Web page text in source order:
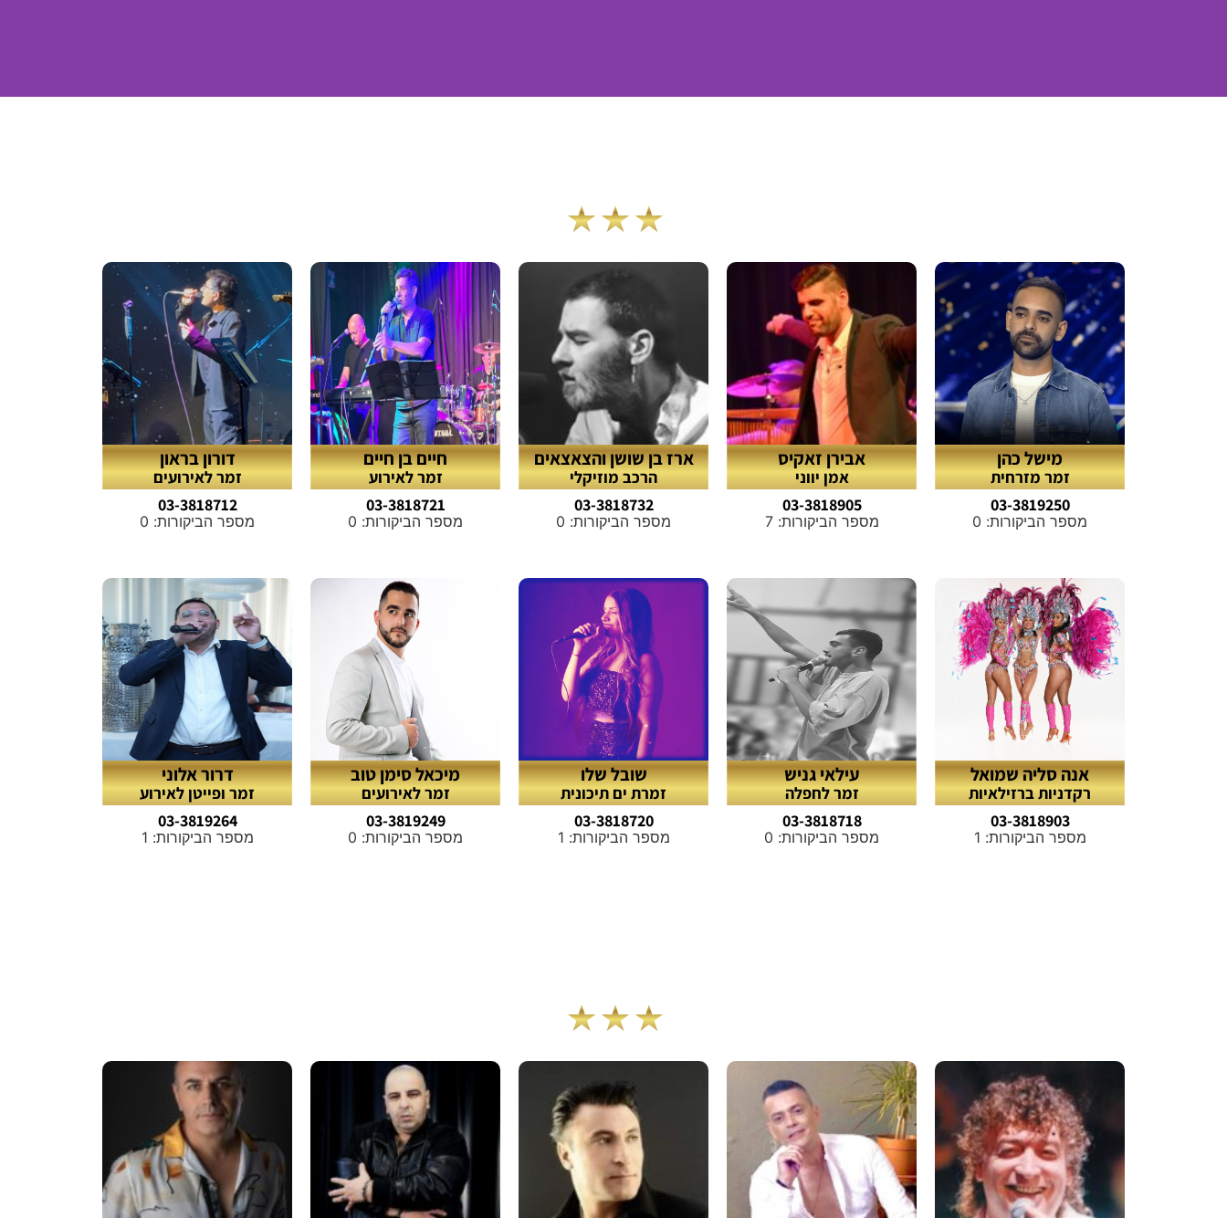
מישל כהן
זמר מזרחית
03-3819250
מספר הביקורות: 0
אבירן זאקיס
אמן יווני
03-3818905
מספר הביקורות: 7
ארז בן שושן והצאצאים
הרכב מוזיקלי
03-3818732
מספר הביקורות: 0
חיים בן חיים
זמר לאירוע
03-3818721
מספר הביקורות: 0
דורון בראון
זמר לאירועים
03-3818712
מספר הביקורות: 0
אנה סליה שמואל
רקדניות ברזילאיות
03-3818903
מספר הביקורות: 1
עילאי גניש
זמר לחפלה
03-3818718
מספר הביקורות: 0
שובל שלו
זמרת ים תיכונית
03-3818720
מספר הביקורות: 1
מיכאל סימן טוב
זמר לאירועים
03-3819249
מספר הביקורות: 0
דרור אלוני
זמר ופייטן לאירוע
03-3819264
מספר הביקורות: 1